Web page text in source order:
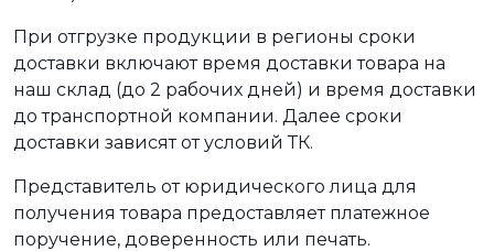
При отгрузке продукции в регионы сроки
доставки включают время доставки товара на
наш склад (до 2 рабочих дней) и время доставки
до транспортной компании. Далее сроки
доставки зависят от условий ТК.
Представитель от юридического лица для
получения товара предоставляет платежное
поручение, доверенность или печать.